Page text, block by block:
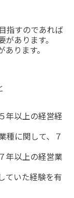
指すのであれば
あります。
ります。
年以上の経営経
種に関して、７
年以上の経営業
ていた経験を有